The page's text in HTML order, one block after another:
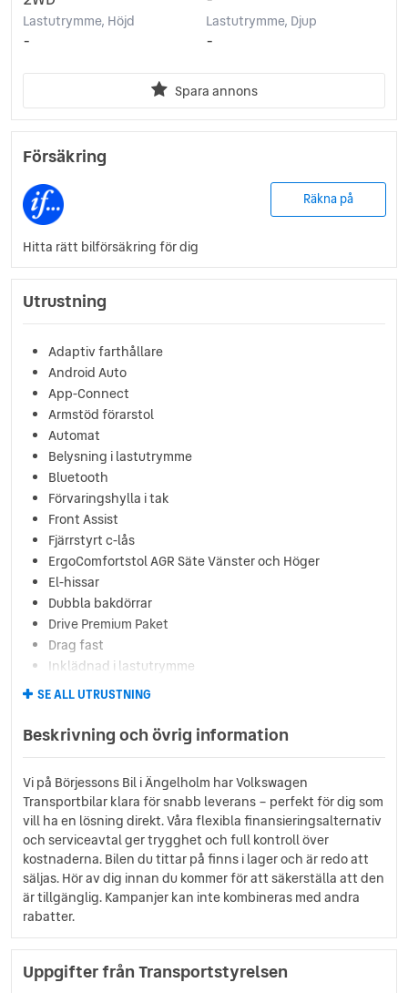
Lastutrymme, Höjd
-
Lastutrymme, Djup
-
Spara annons
Försäkring
Räkna på
Hitta rätt bilförsäkring för dig
Utrustning
Adaptiv farthållare
Android Auto
App-Connect
Armstöd förarstol
Automat
Belysning i lastutrymme
Bluetooth
Förvaringshylla i tak
Front Assist
Fjärrstyrt c-lås
ErgoComfortstol AGR Säte Vänster och Höger
El-hissar
Dubbla bakdörrar
Drive Premium Paket
Drag fast
Inklädnad i lastutrymme
Klädsel - tyg
Kupévärmare med fjärrkontroll
Lackerade stötfångare
Multifunktionsratt
VW Connect
USB uttag
Trägolv i skåp
Skjutdörr höger
Sätesvärme fram
Parkeringssensorer fram o bak
SE ALL UTRUSTNING
Beskrivning och övrig information
Vi på Börjessons Bil i Ängelholm har Volkswagen
Transportbilar klara för snabb leverans – perfekt för dig som
vill ha en lösning direkt. Våra flexibla finansieringsalternativ
och serviceavtal ger trygghet och full kontroll över
kostnaderna. Bilen du tittar på finns i lager och är redo att
säljas. Hör av dig innan du kommer för att säkerställa att den
är tillgänglig. Kampanjer kan inte kombineras med andra
rabatter.
Uppgifter från Transportstyrelsen